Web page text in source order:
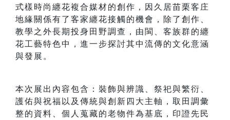
式樣時尚纏花複合媒材的創作，因久居苗栗客庄
地緣關係有了客家纏花接觸的機會，除了創作、
教學之外長期投身田野調查，由閩、客族群的纏
花工藝特色中，進一步探討其中流傳的文化意涵
與發展。
本次展出內容包含：裝飾與辨識、祭祀與繁衍、
護佑與祝福以及傳統與創新四大主軸，取田調彙
整的資料、個人蒐藏的老物件為基底，印證先民